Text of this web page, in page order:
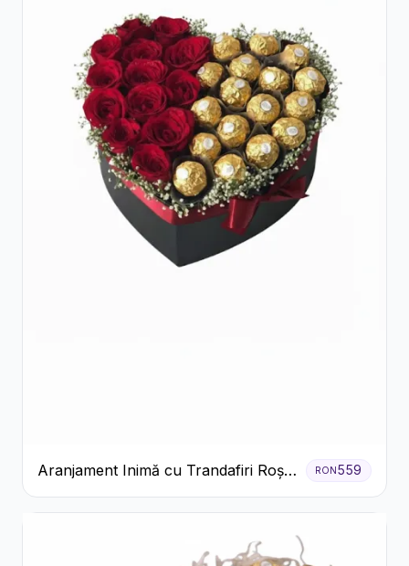
Aranjament Inimă cu Trandafiri Roșii
și Ciocolată Ferrero Rocher
RON559